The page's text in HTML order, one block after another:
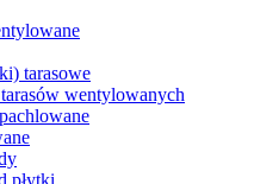
tarasowe
wentylowanych
płytki